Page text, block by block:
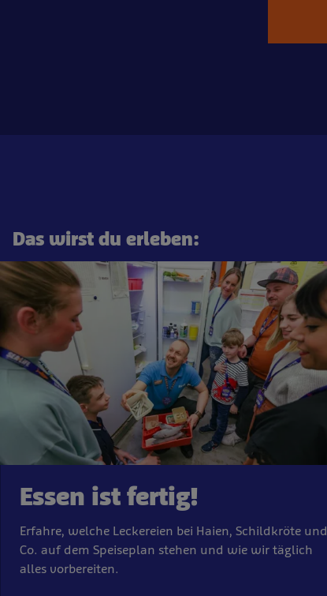
Das wirst du erleben:
Essen ist fertig!
Erfahre, welche Leckereien bei Haien, Schildkröte und
Co. auf dem Speiseplan stehen und wie wir täglich
alles vorbereiten.